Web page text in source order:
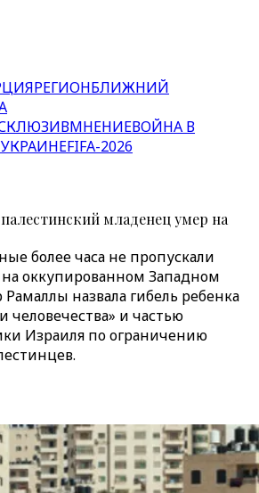
РЕГИОНБЛИЖНИЙ
МНЕНИЕВОЙНА В
FIFA-2026
младенец умер на
более часа не пропускали
оккупированном Западном
Рамаллы назвала гибель ребенка
человечества» и частью
Израиля по ограничению